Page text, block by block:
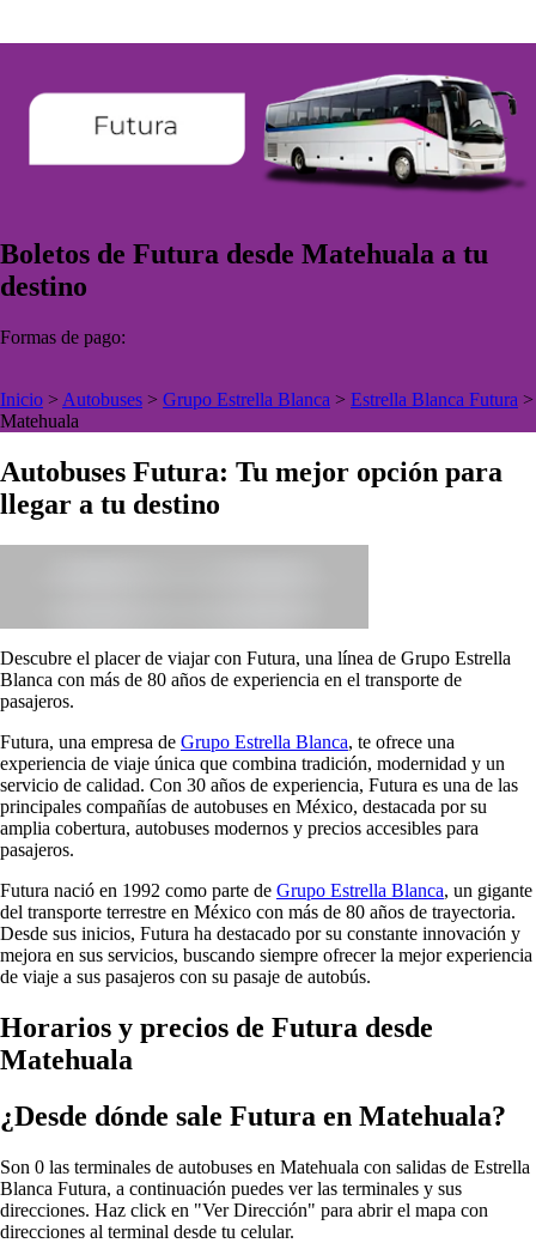
Boletos de Futura desde Matehuala a tu
destino
Formas de pago:
Inicio > Autobuses > Grupo Estrella Blanca > Estrella Blanca Futura >
Matehuala
Autobuses Futura: Tu mejor opción para
llegar a tu destino
Descubre el placer de viajar con Futura, una línea de Grupo Estrella
Blanca con más de 80 años de experiencia en el transporte de
pasajeros.
Futura, una empresa de Grupo Estrella Blanca, te ofrece una
experiencia de viaje única que combina tradición, modernidad y un
servicio de calidad. Con 30 años de experiencia, Futura es una de las
principales compañías de autobuses en México, destacada por su
amplia cobertura, autobuses modernos y precios accesibles para
pasajeros.
Futura nació en 1992 como parte de Grupo Estrella Blanca, un gigante
del transporte terrestre en México con más de 80 años de trayectoria.
Desde sus inicios, Futura ha destacado por su constante innovación y
mejora en sus servicios, buscando siempre ofrecer la mejor experiencia
de viaje a sus pasajeros con su pasaje de autobús.
Horarios y precios de Futura desde
Matehuala
¿Desde dónde sale Futura en Matehuala?
Son 0 las terminales de autobuses en Matehuala con salidas de Estrella
Blanca Futura, a continuación puedes ver las terminales y sus
direcciones. Haz click en "Ver Dirección" para abrir el mapa con
direcciones al terminal desde tu celular.